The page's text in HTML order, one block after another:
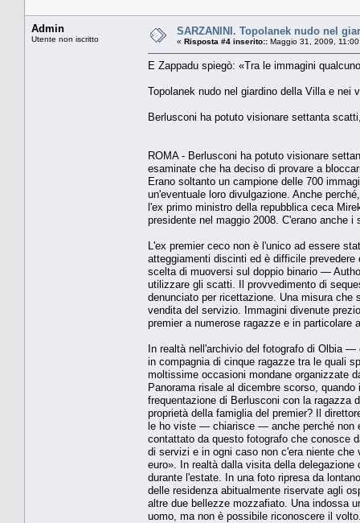
Admin
Utente non iscritto
SARZANINI. Topolanek nudo nel
« Risposta #4 inserito:: Maggio 31, 2009,
E Zappadu spiegò: «Tra le immagini
Topolanek nudo nel giardino della Villa e nei
Berlusconi ha potuto visionare settanta
ROMA - Berlusconi ha potuto visionare
esaminate che ha deciso di provare a
Erano soltanto un campione delle 700
un'eventuale loro divulgazione. Anche
l'ex primo ministro della repubblica ceca
presidente nel maggio 2008. C'erano anche
L'ex premier ceco non è l'unico ad essere
atteggiamenti discinti ed è difficile
scelta di muoversi sul doppio binario —
utilizzare gli scatti. Il provvedimento di
denunciato per ricettazione. Una misura
vendita del servizio. Immagini divenute
premier a numerose ragazze e in particolare
In realtà nell'archivio del fotografo di Olbia
in compagnia di cinque ragazze tra le quali
moltissime occasioni mondane organizzate
Panorama risale al dicembre scorso,
frequentazione di Berlusconi con la ragazza
proprietà della famiglia del premier? Il
le ho viste — chiarisce — anche perché non
contattato da questo fotografo che conosce
di servizi e in ogni caso non c'era niente
euro». In realtà dalla visita della
durante l'estate. In una foto ripresa da
delle residenza abitualmente riservate agli
altre due bellezze mozzafiato. Una indossa
uomo, ma non è possibile riconoscere il